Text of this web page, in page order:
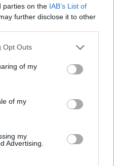
parties on the IAB’s List of
further disclose it to other
Opt Outs
of my
of my
my
Advertising.
anni vi si è vissuto ha avuto
che hanno fatto la piccola
e allenatore. Un uomo che
stazza fisica ma soprattutto per
e intelligente, che si è speso
come allenatore. In questo
impresso positivamente
suo giocatore fece tre brutti
rivolsi a lui dicendo solo “Jack